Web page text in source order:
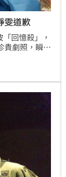
雯道歉
回憶殺」，
貴劇照，瞬間
論焦點。